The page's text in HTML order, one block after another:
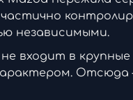
независимыми.
входит в
Отсюда